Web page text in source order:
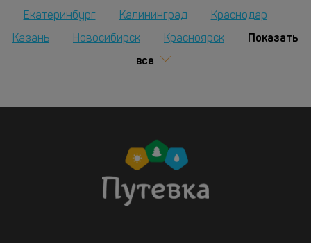
Екатеринбург
Калининград Краснодар
Казань Новосибирск Красноярск
Показать
все